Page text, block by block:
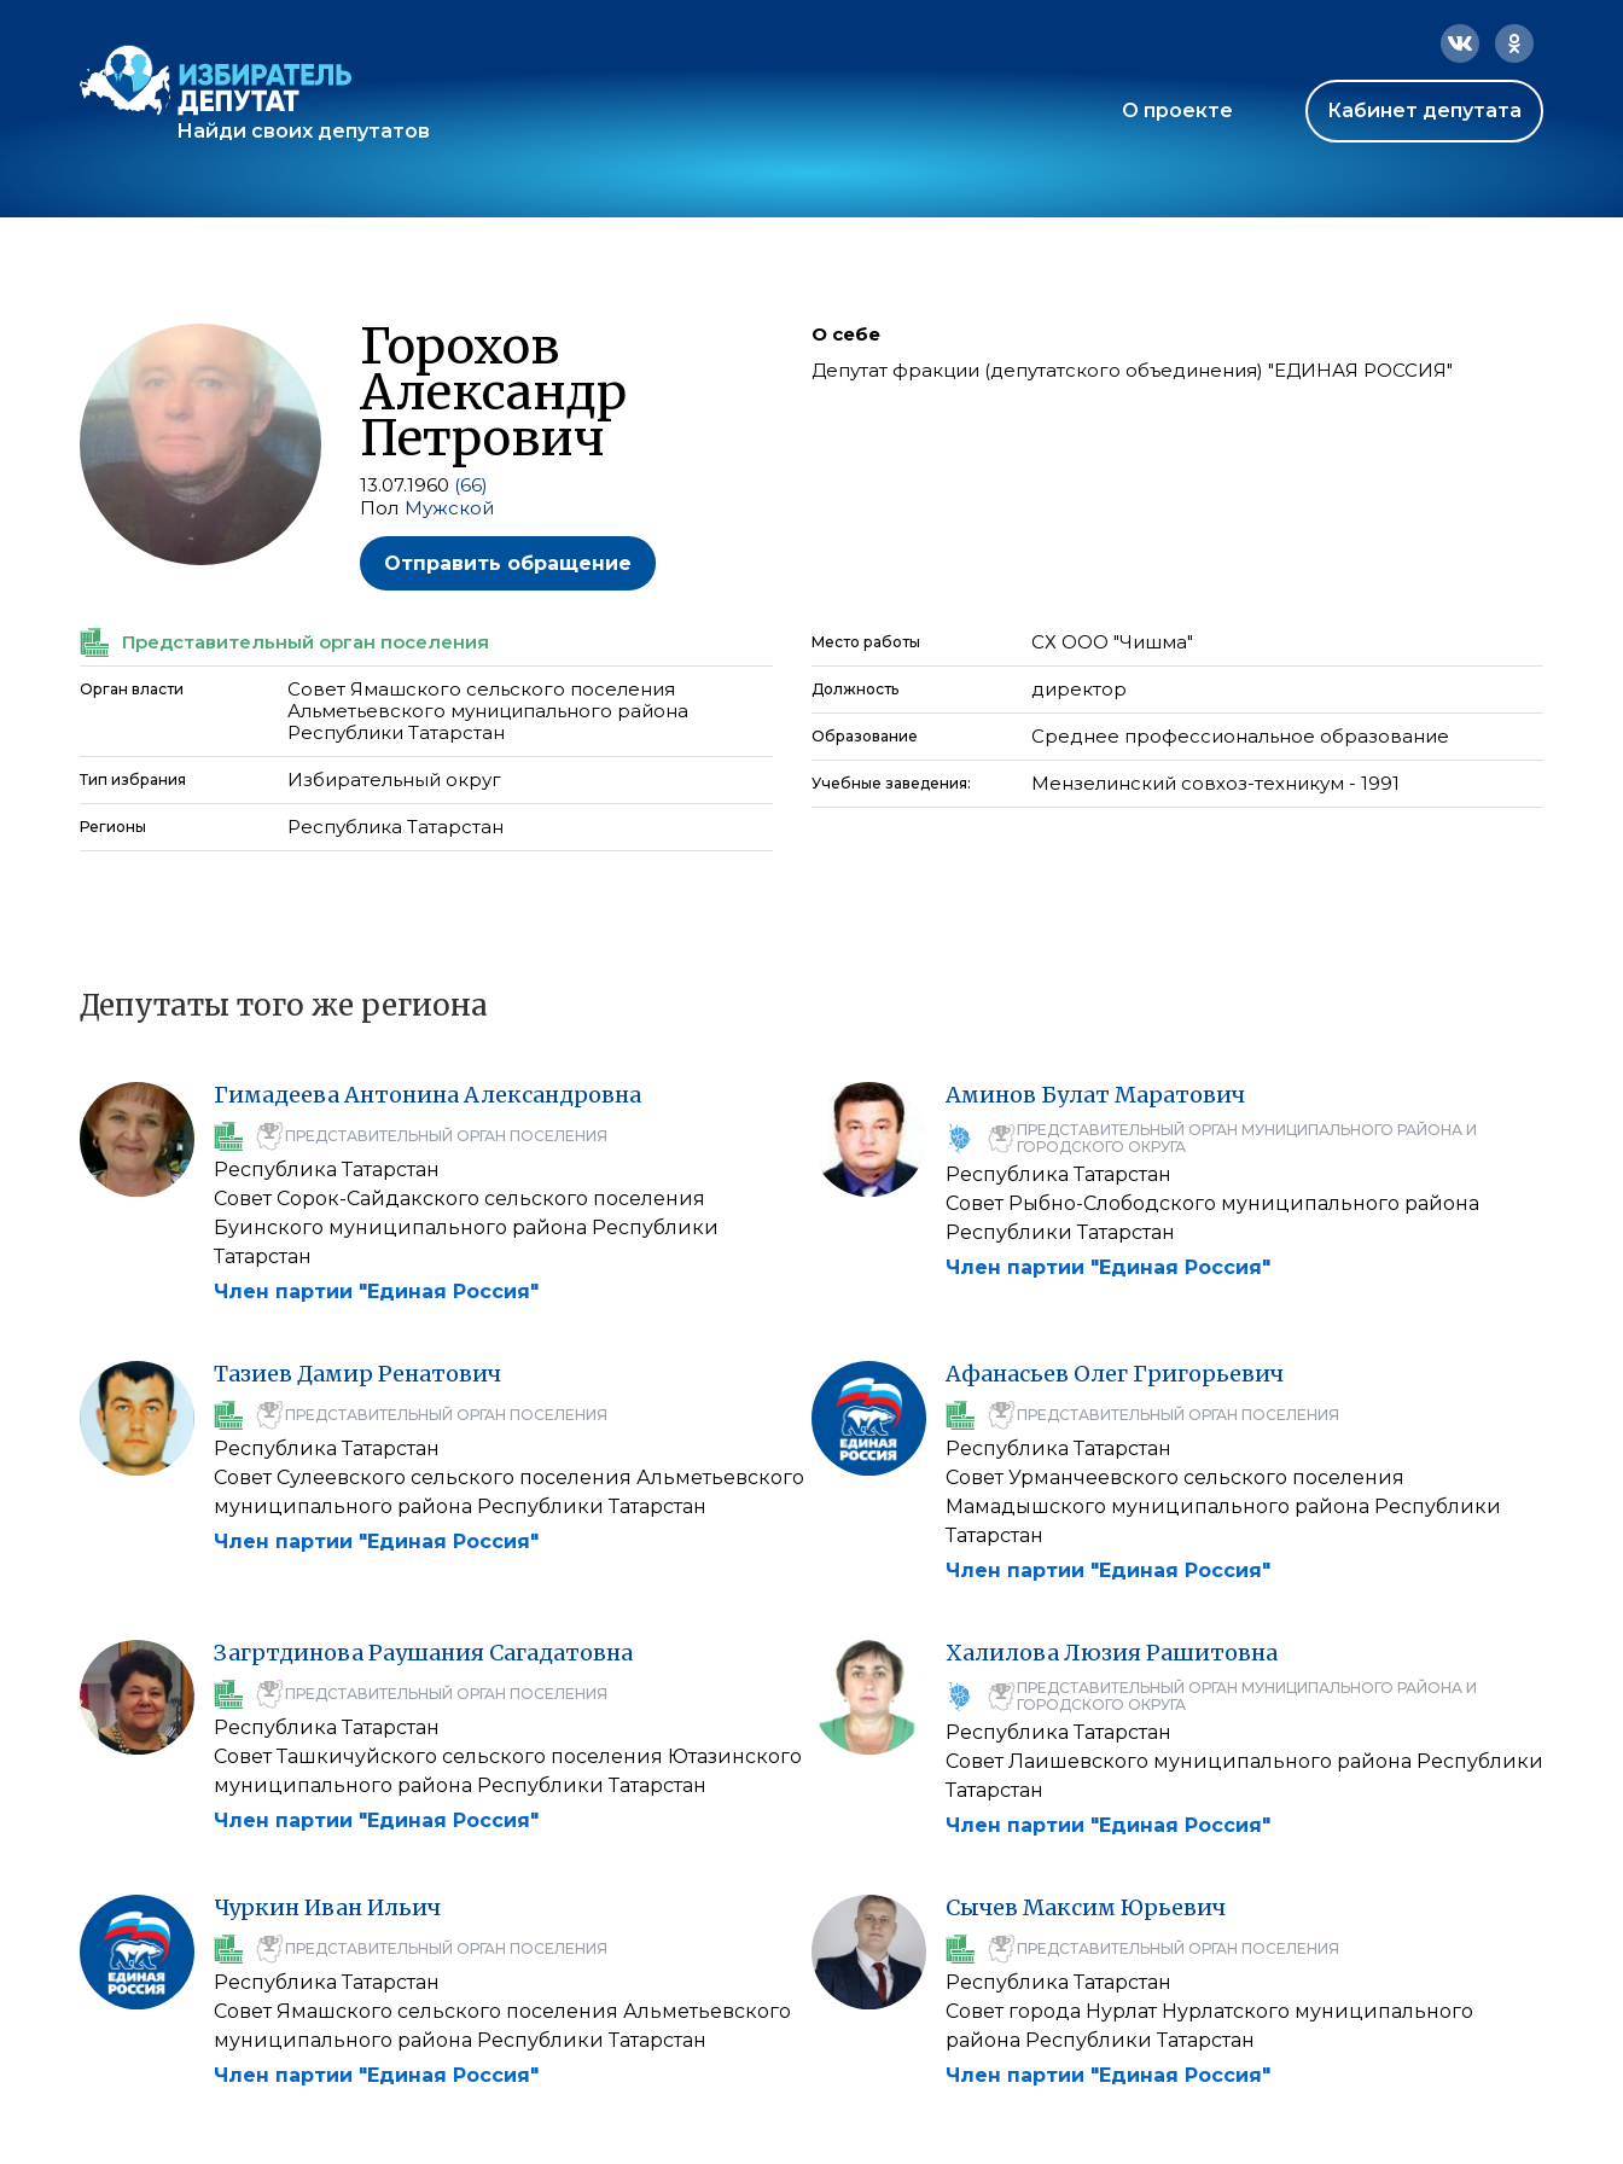
Найди своих депутатов
О проекте Кабинет депутата
Горохов
Александр
Петрович
13.07.1960 (66)
Пол Мужской
Отправить обращение
О себе
Депутат фракции (депутатского объединения) "ЕДИНАЯ РОССИЯ"
Представительный орган поселения
Орган власти
Совет Ямашского сельского поселения
Альметьевского муниципального района
Республики Татарстан
Тип избрания Избирательный округ
Регионы Республика Татарстан
Место работы СХ ООО "Чишма"
Должность директор
Образование Среднее профессиональное образование
Учебные заведения: Мензелинский совхоз-техникум - 1991
Депутаты того же региона
ГимадееваАнтонинаАлександровна
ПРЕДСТАВИТЕЛЬНЫЙ ОРГАН ПОСЕЛЕНИЯ
Республика Татарстан
Совет Сорок-Сайдакского сельского поселения
Буинского муниципального района Республики
Татарстан
Член партии "Единая Россия"
Аминов Булат Маратович
ПРЕДСТАВИТЕЛЬНЫЙ ОРГАН МУНИЦИПАЛЬНОГО РАЙОНА И
ГОРОДСКОГО ОКРУГА
Республика Татарстан
Совет Рыбно-Слободского муниципального района
Республики Татарстан
Член партии "Единая Россия"
Тазиев Дамир Ренатович
ПРЕДСТАВИТЕЛЬНЫЙ ОРГАН ПОСЕЛЕНИЯ
Республика Татарстан
Совет Сулеевского сельского поселения Альметьевского
муниципального района Республики Татарстан
Член партии "Единая Россия"
Афанасьев Олег Григорьевич
ПРЕДСТАВИТЕЛЬНЫЙ ОРГАН ПОСЕЛЕНИЯ
Республика Татарстан
Совет Урманчеевского сельского поселения
Мамадышского муниципального района Республики
Татарстан
Член партии "Единая Россия"
ЗагртдиноваРаушания Сагадатовна
ПРЕДСТАВИТЕЛЬНЫЙ ОРГАН ПОСЕЛЕНИЯ
Республика Татарстан
Совет Ташкичуйского сельского поселения Ютазинского
муниципального района Республики Татарстан
Член партии "Единая Россия"
ХалиловаЛюзияРашитовна
ПРЕДСТАВИТЕЛЬНЫЙ ОРГАН МУНИЦИПАЛЬНОГО РАЙОНА И
ГОРОДСКОГО ОКРУГА
Республика Татарстан
Совет Лаишевского муниципального района Республики
Татарстан
Член партии "Единая Россия"
ЧуркинИванИльич
ПРЕДСТАВИТЕЛЬНЫЙ ОРГАН ПОСЕЛЕНИЯ
Республика Татарстан
Совет Ямашского сельского поселения Альметьевского
муниципального района Республики Татарстан
Член партии "Единая Россия"
Сычев Максим Юрьевич
ПРЕДСТАВИТЕЛЬНЫЙ ОРГАН ПОСЕЛЕНИЯ
Республика Татарстан
Совет города Нурлат Нурлатского муниципального
района Республики Татарстан
Член партии "Единая Россия"